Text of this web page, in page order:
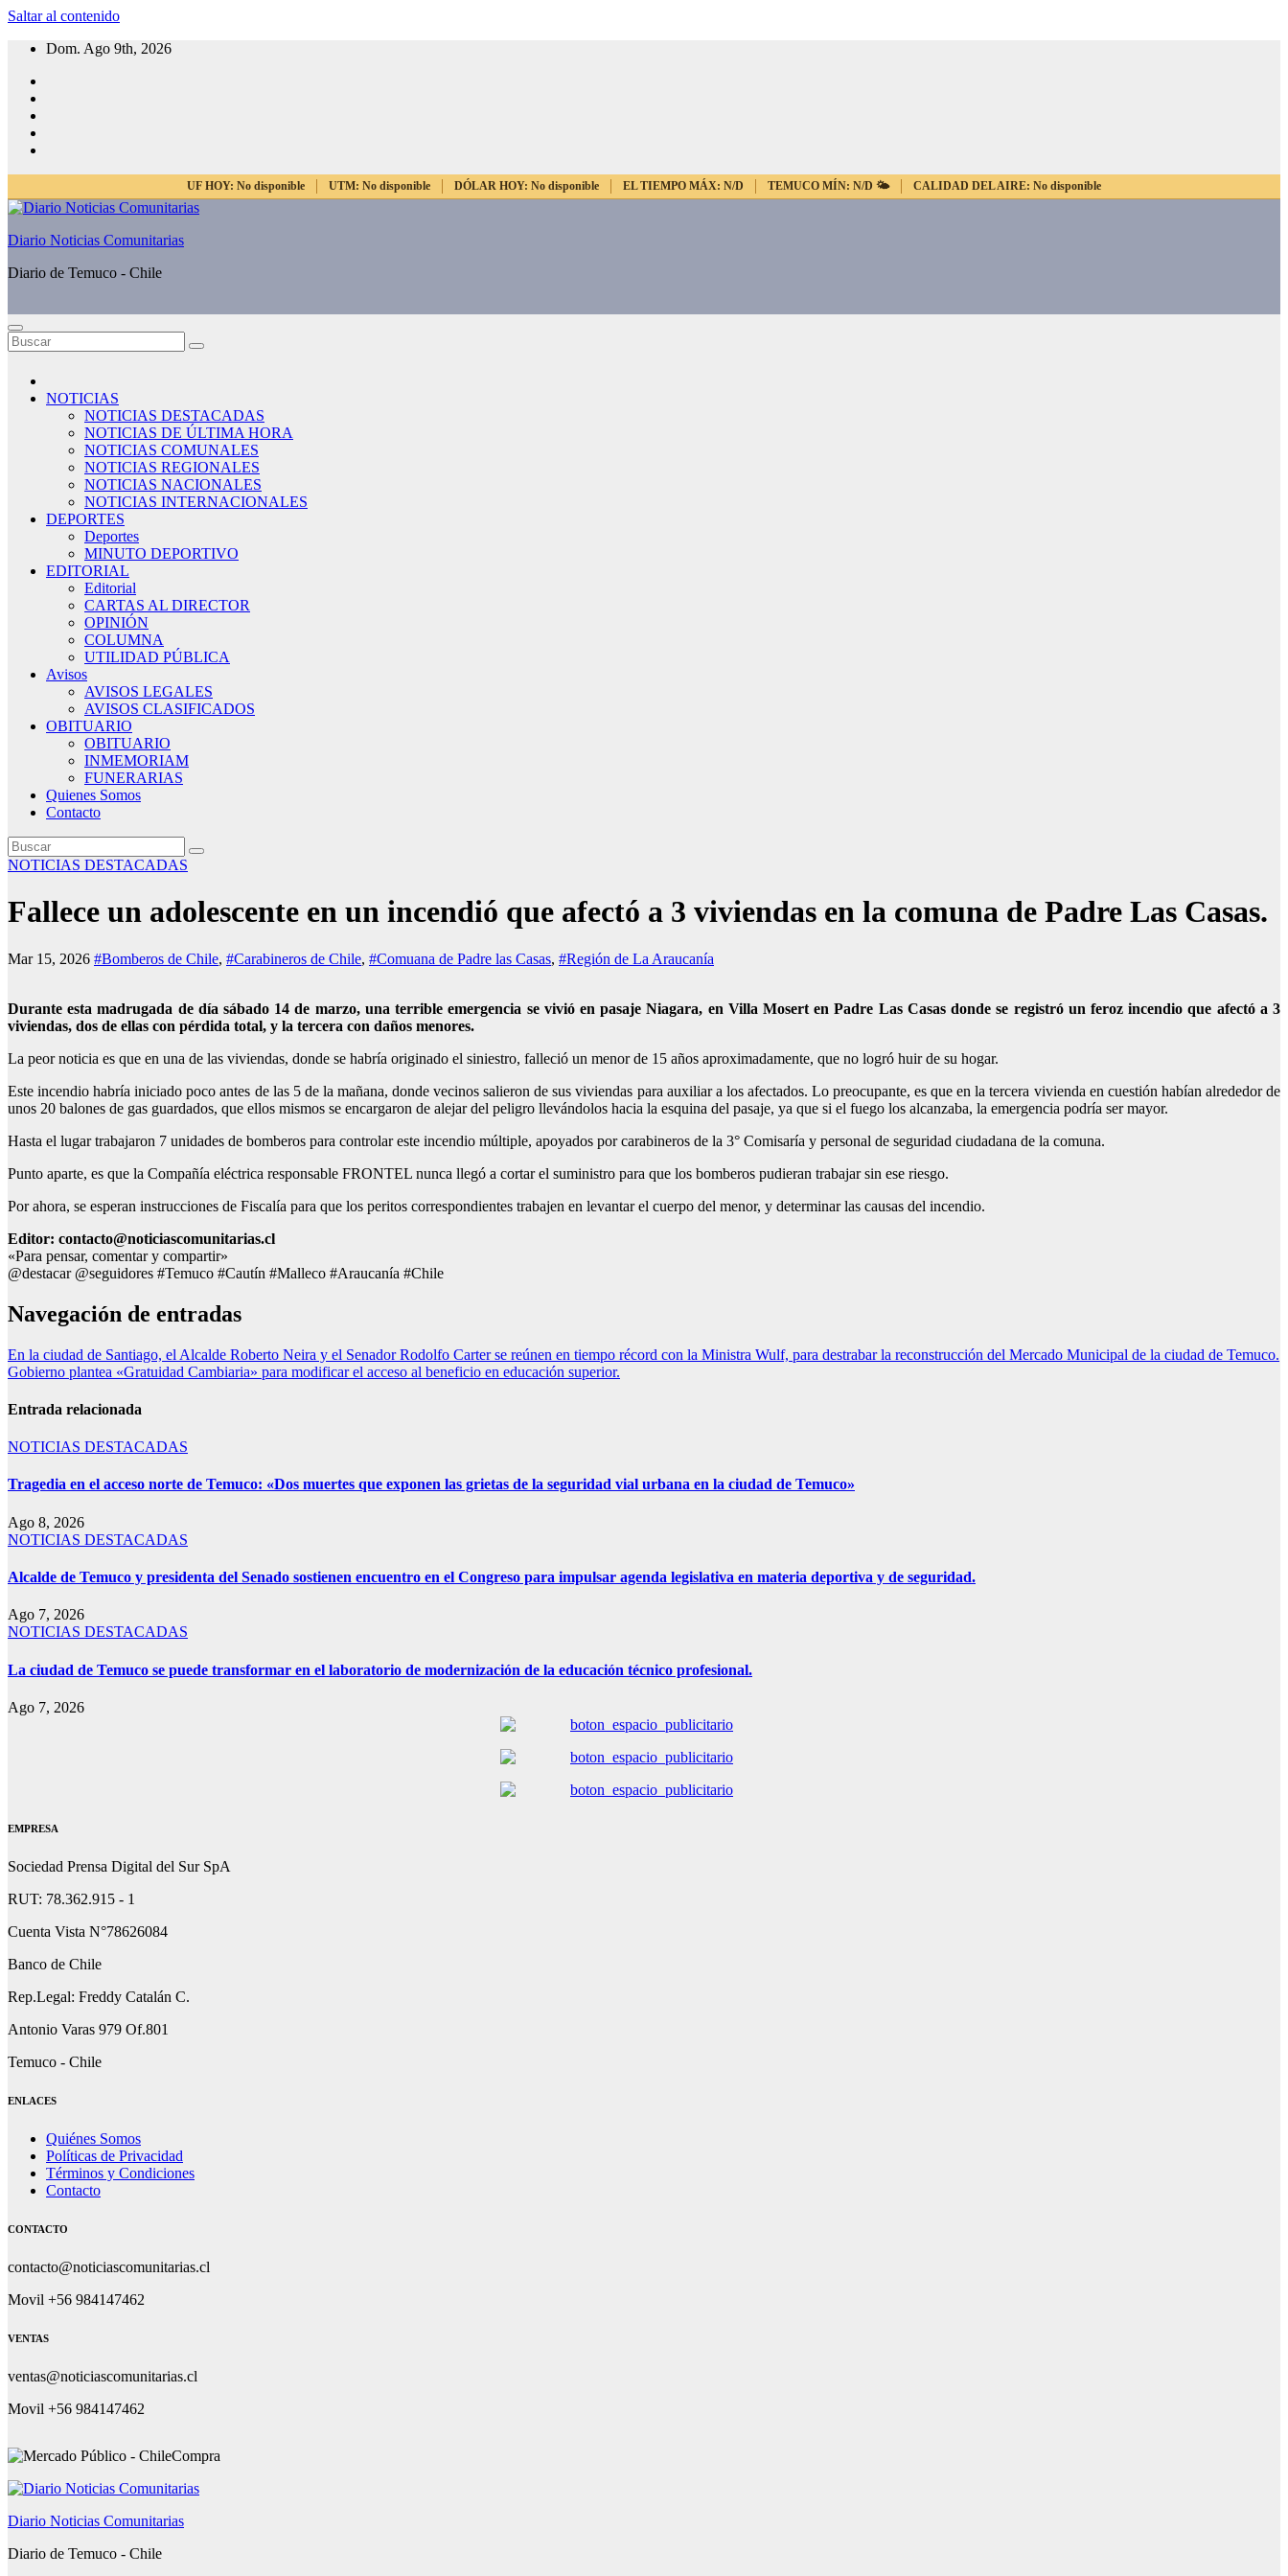
Saltar al contenido
Dom. Ago 9th, 2026
UF HOY: No disponible UTM: No disponible DÓLAR HOY: No disponible EL TIEMPO MÁX: N/D TEMUCO MÍN: N/D 🌤️ CALIDAD DEL AIRE: No disponible
Diario Noticias Comunitarias
Diario de Temuco - Chile
NOTICIAS
NOTICIAS DESTACADAS
NOTICIAS DE ÚLTIMA HORA
NOTICIAS COMUNALES
NOTICIAS REGIONALES
NOTICIAS NACIONALES
NOTICIAS INTERNACIONALES
DEPORTES
Deportes
MINUTO DEPORTIVO
EDITORIAL
Editorial
CARTAS AL DIRECTOR
OPINIÓN
COLUMNA
UTILIDAD PÚBLICA
Avisos
AVISOS LEGALES
AVISOS CLASIFICADOS
OBITUARIO
OBITUARIO
INMEMORIAM
FUNERARIAS
Quienes Somos
Contacto
NOTICIAS DESTACADAS
Fallece un adolescente en un incendió que afectó a 3 viviendas en la comuna de Padre Las Casas.
Mar 15, 2026 #Bomberos de Chile, #Carabineros de Chile, #Comuana de Padre las Casas, #Región de La Araucanía
Durante esta madrugada de día sábado 14 de marzo, una terrible emergencia se vivió en pasaje Niagara, en Villa Mosert en Padre Las Casas donde se registró un feroz incendio que afectó a 3
viviendas, dos de ellas con pérdida total, y la tercera con daños menores.
La peor noticia es que en una de las viviendas, donde se habría originado el siniestro, falleció un menor de 15 años aproximadamente, que no logró huir de su hogar.
Este incendio habría iniciado poco antes de las 5 de la mañana, donde vecinos salieron de sus viviendas para auxiliar a los afectados. Lo preocupante, es que en la tercera vivienda en cuestión habían alrededor de
unos 20 balones de gas guardados, que ellos mismos se encargaron de alejar del peligro llevándolos hacia la esquina del pasaje, ya que si el fuego los alcanzaba, la emergencia podría ser mayor.
Hasta el lugar trabajaron 7 unidades de bomberos para controlar este incendio múltiple, apoyados por carabineros de la 3° Comisaría y personal de seguridad ciudadana de la comuna.
Punto aparte, es que la Compañía eléctrica responsable FRONTEL nunca llegó a cortar el suministro para que los bomberos pudieran trabajar sin ese riesgo.
Por ahora, se esperan instrucciones de Fiscalía para que los peritos correspondientes trabajen en levantar el cuerpo del menor, y determinar las causas del incendio.
Editor: contacto@noticiascomunitarias.cl
«Para pensar, comentar y compartir»
@destacar @seguidores #Temuco #Cautín #Malleco #Araucanía #Chile
Navegación de entradas
En la ciudad de Santiago, el Alcalde Roberto Neira y el Senador Rodolfo Carter se reúnen en tiempo récord con la Ministra Wulf, para destrabar la reconstrucción del Mercado Municipal de la ciudad de Temuco.
Gobierno plantea «Gratuidad Cambiaria» para modificar el acceso al beneficio en educación superior.
Entrada relacionada
NOTICIAS DESTACADAS
Tragedia en el acceso norte de Temuco: «Dos muertes que exponen las grietas de la seguridad vial urbana en la ciudad de Temuco»
Ago 8, 2026
NOTICIAS DESTACADAS
Alcalde de Temuco y presidenta del Senado sostienen encuentro en el Congreso para impulsar agenda legislativa en materia deportiva y de seguridad.
Ago 7, 2026
NOTICIAS DESTACADAS
La ciudad de Temuco se puede transformar en el laboratorio de modernización de la educación técnico profesional.
Ago 7, 2026
EMPRESA
Sociedad Prensa Digital del Sur SpA
RUT: 78.362.915 - 1
Cuenta Vista N°78626084
Banco de Chile
Rep.Legal: Freddy Catalán C.
Antonio Varas 979 Of.801
Temuco - Chile
ENLACES
Quiénes Somos
Políticas de Privacidad
Términos y Condiciones
Contacto
CONTACTO
contacto@noticiascomunitarias.cl
Movil +56 984147462
VENTAS
ventas@noticiascomunitarias.cl
Movil +56 984147462
Diario Noticias Comunitarias
Diario de Temuco - Chile